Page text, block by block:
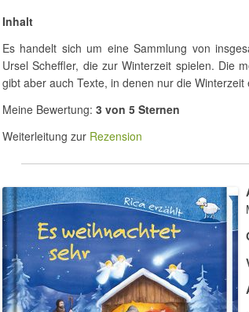
Inhalt
Es handelt sich um eine Sammlung von
Ursel Scheffler, die zur Winterzeit spielen. Die
gibt aber auch Texte, in denen nur die Winterzeit
Meine Bewertung: 3 von 5 Sternen
Weiterleitung zur Rezension